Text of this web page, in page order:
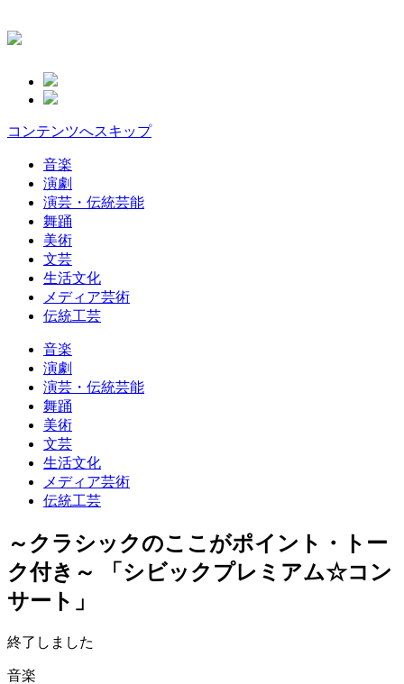
コンテンツへスキップ
音楽
演劇
演芸・伝統芸能
舞踊
美術
文芸
生活文化
メディア芸術
伝統工芸
音楽
演劇
演芸・伝統芸能
舞踊
美術
文芸
生活文化
メディア芸術
伝統工芸
～クラシックのここがポイント・トー
ク付き～ 「シビックプレミアム☆コン
サート」
終了しました
音楽